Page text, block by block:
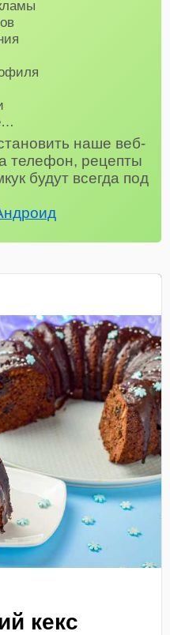
наше веб-
телефон, рецепты
будут всегда под
кекс